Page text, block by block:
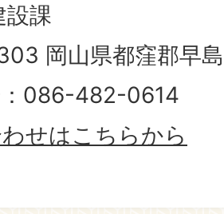
設課
岡山県都窪郡早
：086-482-0614
せはこちらから